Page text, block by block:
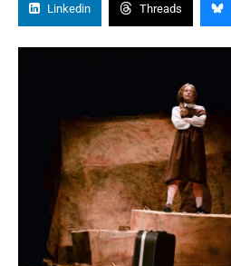
Linkedin Threads